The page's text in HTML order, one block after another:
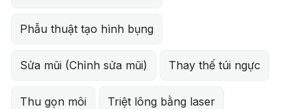
Phẫu thuật tạo hình bụng
Sửa mũi (Chỉnh sửa mũi) Thay thế túi ngực
Thu gọn môi Triệt lông bằng laser